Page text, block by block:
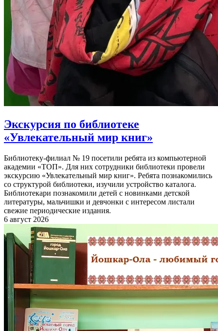
Экскурсия по библиотеке
«Увлекательный мир книг»
Библиотеку-филиал № 19 посетили ребята из компьютерной
академии «ТОП». Для них сотрудники библиотеки провели
экскурсию «Увлекательный мир книг». Ребята познакомились
со структурой библиотеки, изучили устройство каталога.
Библиотекари познакомили детей с новинками детской
литературы, мальчишки и девчонки с интересом листали
свежие периодические издания.
6 август 2026